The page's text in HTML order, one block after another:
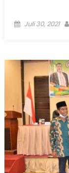
Posted
Juli 30, 2021